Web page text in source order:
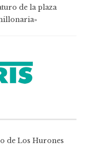
de la plaza
de Los Hurones